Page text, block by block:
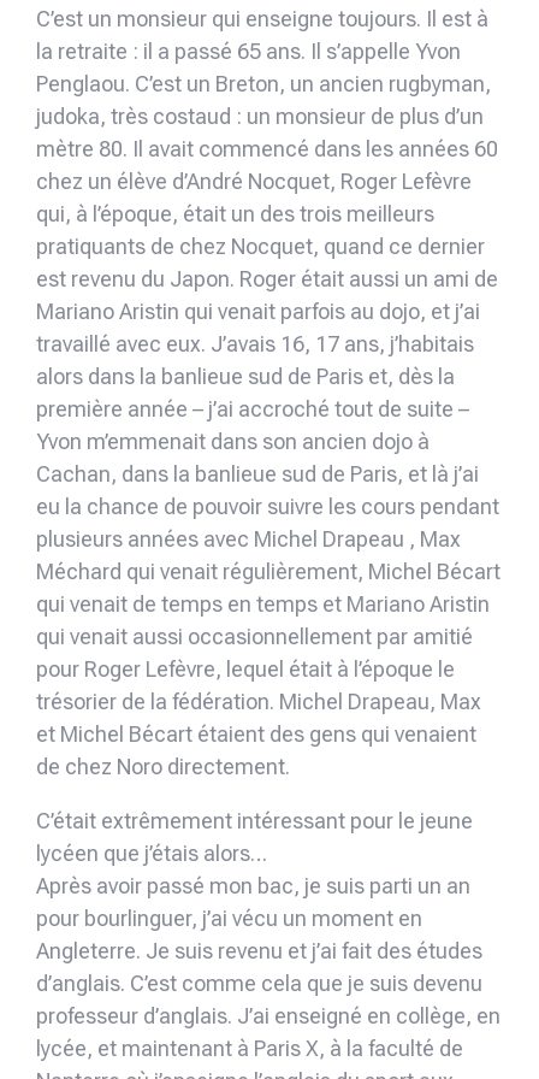
C’est un monsieur qui enseigne toujours. Il est à
la retraite : il a passé 65 ans. Il s’appelle Yvon
Penglaou. C’est un Breton, un ancien rugbyman,
judoka, très costaud : un monsieur de plus d’un
mètre 80. Il avait commencé dans les années 60
chez un élève d’André Nocquet, Roger Lefèvre
qui, à l’époque, était un des trois meilleurs
pratiquants de chez Nocquet, quand ce dernier
est revenu du Japon. Roger était aussi un ami de
Mariano Aristin qui venait parfois au dojo, et j’ai
travaillé avec eux. J’avais 16, 17 ans, j’habitais
alors dans la banlieue sud de Paris et, dès la
première année – j’ai accroché tout de suite –
Yvon m’emmenait dans son ancien dojo à
Cachan, dans la banlieue sud de Paris, et là j’ai
eu la chance de pouvoir suivre les cours pendant
plusieurs années avec Michel Drapeau , Max
Méchard qui venait régulièrement, Michel Bécart
qui venait de temps en temps et Mariano Aristin
qui venait aussi occasionnellement par amitié
pour Roger Lefèvre, lequel était à l’époque le
trésorier de la fédération. Michel Drapeau, Max
et Michel Bécart étaient des gens qui venaient
de chez Noro directement.
C’était extrêmement intéressant pour le jeune
lycéen que j’étais alors…
Après avoir passé mon bac, je suis parti un an
pour bourlinguer, j’ai vécu un moment en
Angleterre. Je suis revenu et j’ai fait des études
d’anglais. C’est comme cela que je suis devenu
professeur d’anglais. J’ai enseigné en collège, en
lycée, et maintenant à Paris X, à la faculté de